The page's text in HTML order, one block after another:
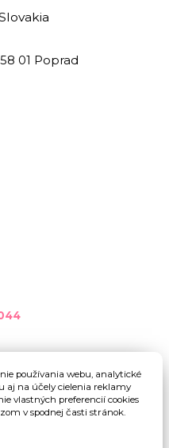
01 Poprad
používania webu, analytické
aj na účely cielenia reklamy
vlastných preferencií cookies
v spodnej časti stránok.